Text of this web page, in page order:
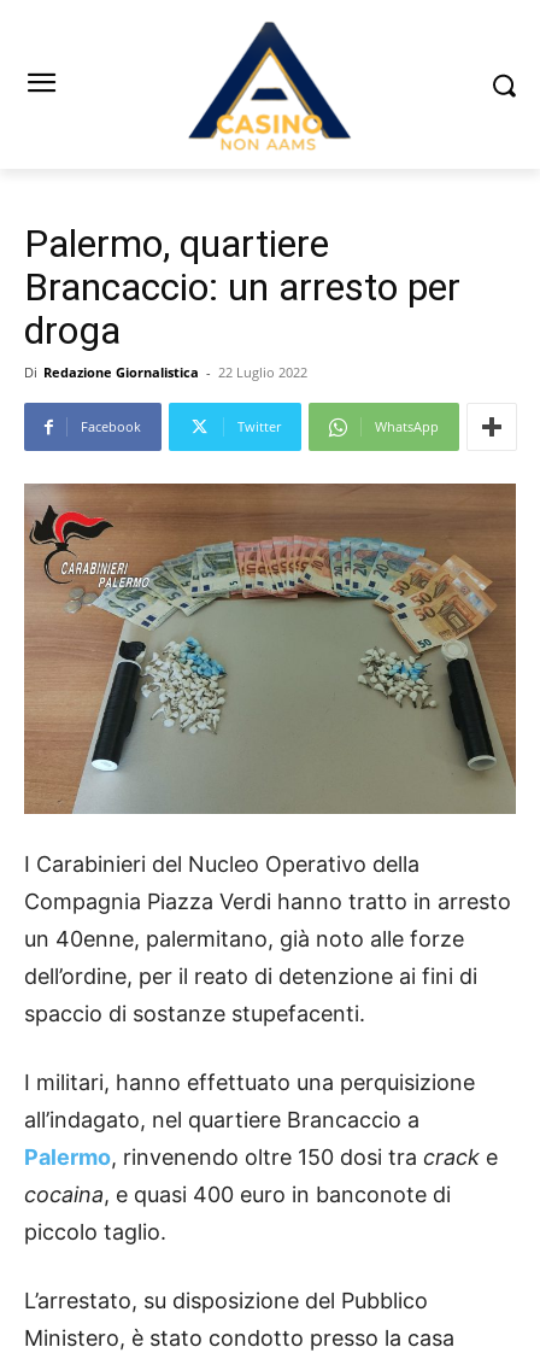
Palermo, quartiere
Brancaccio: un arresto per
droga
Di Redazione Giornalistica - 22 Luglio 2022
Facebook Twitter WhatsApp
I Carabinieri del Nucleo Operativo della
Compagnia Piazza Verdi hanno tratto in arresto
un 40enne, palermitano, già noto alle forze
dell’ordine, per il reato di detenzione ai fini di
spaccio di sostanze stupefacenti.
I militari, hanno effettuato una perquisizione
all’indagato, nel quartiere Brancaccio a
Palermo, rinvenendo oltre 150 dosi tra crack e
cocaina, e quasi 400 euro in banconote di
piccolo taglio.
L’arrestato, su disposizione del Pubblico
Ministero, è stato condotto presso la casa